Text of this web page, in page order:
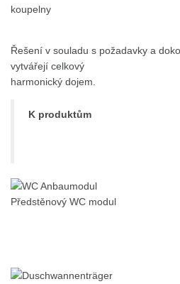
koupelny
Řešení v souladu s požadavky a
vytvářejí celkový
harmonický dojem.
K produktům
Předstěnový WC modul